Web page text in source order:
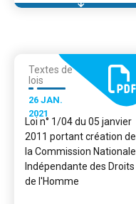
Textes de
lois
26 JAN.
2021
Loi n° 1/04 du 05 janvier
2011 portant création de
la Commission Nationale
Indépendante des Droits
de l'Homme